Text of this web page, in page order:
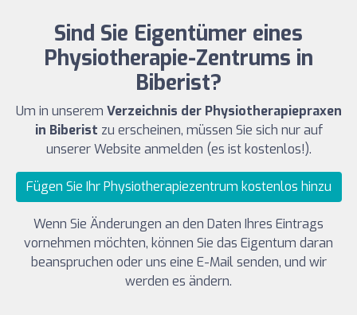
Sind Sie Eigentümer eines
Physiotherapie-Zentrums in
Biberist?
Um in unserem Verzeichnis der Physiotherapiepraxen
in Biberist zu erscheinen, müssen Sie sich nur auf
unserer Website anmelden (es ist kostenlos!).
Fügen Sie Ihr Physiotherapiezentrum kostenlos hinzu
Wenn Sie Änderungen an den Daten Ihres Eintrags
vornehmen möchten, können Sie das Eigentum daran
beanspruchen oder uns eine E-Mail senden, und wir
werden es ändern.